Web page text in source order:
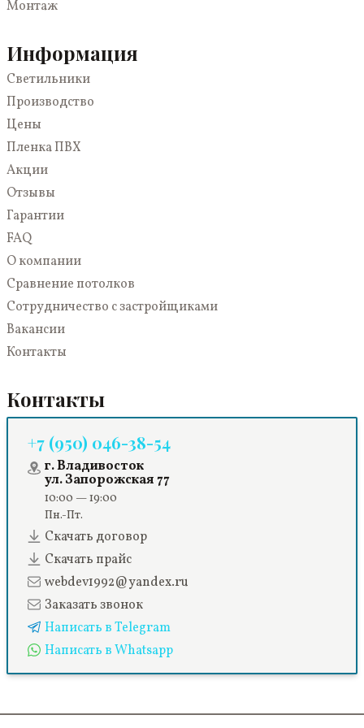
В коридор
Многоуровневые
Парящие
Светопрозрачные
Монтаж
Информация
Светильники
Производство
Цены
Пленка ПВХ
Акции
Отзывы
Гарантии
FAQ
О компании
Сравнение потолков
Сотрудничество с застройщиками
Вакансии
Контакты
Контакты
+7 (950) 046-38-54
г. Владивосток
ул. Запорожская 77
10:00 — 19:00
Пн.-Пт.
Скачать договор
Скачать прайс
webdev1992@yandex.ru
Заказать звонок
Написать в Telegram
Написать в Whatsapp